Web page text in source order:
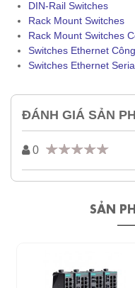
DIN-Rail Switches
Rack Mount Switches
Rack Mount Switches
Switches Ethernet
Switches Ethernet
ĐÁNH GIÁ SẢN
0
SẢN